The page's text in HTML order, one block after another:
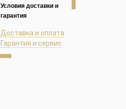
Условия доставки и
гарантия
Доставка и оплата
Гарантия и сервис